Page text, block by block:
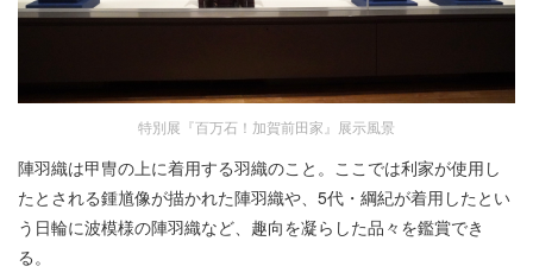
特別展『百万石！加賀前田家』展示風景
陣羽織は甲冑の上に着用する羽織のこと。ここでは利家が使用し
たとされる鍾馗像が描かれた陣羽織や、5代・綱紀が着用したとい
う日輪に波模様の陣羽織など、趣向を凝らした品々を鑑賞でき
る。